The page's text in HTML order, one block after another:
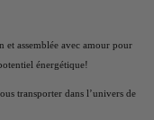
et assemblée avec amour pour
énergétique!
transporter dans l’univers de